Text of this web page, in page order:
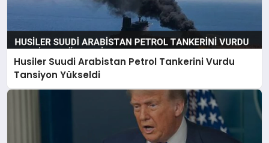
Husiler Suudi Arabistan Petrol Tankerini Vurdu
Tansiyon Yükseldi